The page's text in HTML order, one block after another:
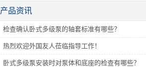
产品资讯
检查确认卧式多级泵的轴套标准有哪些？
热烈欢迎外国友人莅临指导工作！
卧式多级泵安装时对泵体和底座的检查有哪些？